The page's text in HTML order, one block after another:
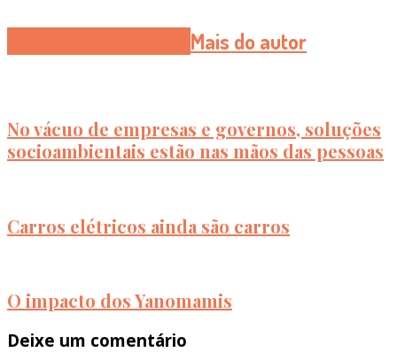
Mais do autor
No vácuo de empresas e governos, soluções
socioambientais estão nas mãos das pessoas
Carros elétricos ainda são carros
O impacto dos Yanomamis
Deixe um comentário